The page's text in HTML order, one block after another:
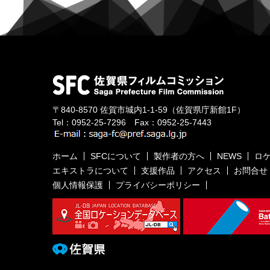
〒840-8570 佐賀市城内1-1-59 （佐賀県庁新館1F）
Tel： 0952-25-7296 Fax：0952-25-7443
ホーム SFCについて 製作者の方へ NEWS
ロ
エキストラについて
支援作品 アクセス
お問合せ
個人情報保護
プライバシーポリシー